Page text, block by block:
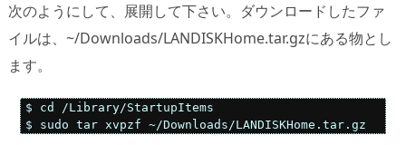
次のようにして、展開して下さい。ダウンロードしたファ
イルは、~/Downloads/LANDISKHome.tar.gzにある物とし
ます。
$ cd /Library/StartupItems
$ sudo tar xvpzf ~/Downloads/LANDISKHome.tar.gz